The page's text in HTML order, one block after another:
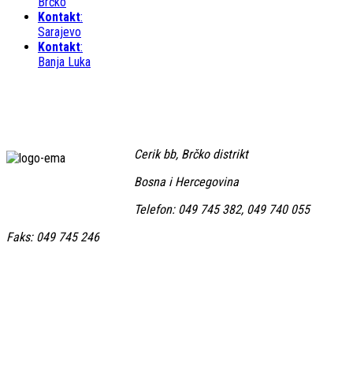
Kontakt:
Sarajevo
Kontakt:
Banja Luka
Cerik bb, Brčko distrikt
Bosna i Hercegovina
Telefon: 049 745 382, 049 740 055
Faks: 049 745 246